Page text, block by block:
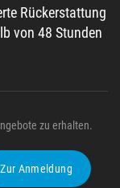
Rückerstattung
von 48 Stunden
zu erhalten.
Zur Anmeldung